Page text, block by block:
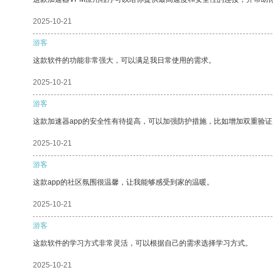
2025-10-21
游客
这款软件的功能非常强大，可以满足我日常使用的需求。
2025-10-21
游客
这款加速器app的安全性有待提高，可以加强防护措施，比如增加双重验
2025-10-21
游客
这款app的社区氛围很温馨，让我能够感受到家的温暖。
2025-10-21
游客
这款软件的学习方式非常灵活，可以根据自己的需求选择学习方式。
2025-10-21